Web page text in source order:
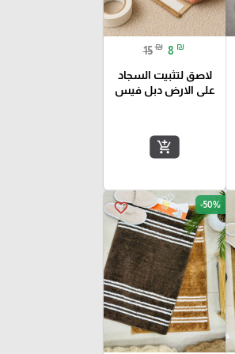
15 ₪ 8 ₪
لاصق لتثبيت السجاد
على الارض دبل فيس
add_shopping_cart
favorite_border -50%